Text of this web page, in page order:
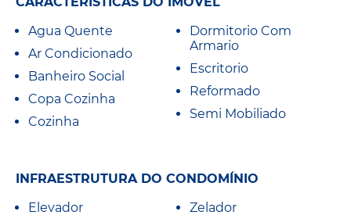
Agua Quente
Ar Condicionado
Banheiro Social
Copa Cozinha
Cozinha
Dormitorio Com
Armario
Escritorio
Reformado
Semi Mobiliado
INFRAESTRUTURA DO CONDOMÍNIO
Elevador
Zelador